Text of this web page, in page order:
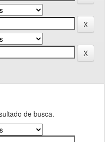
de busca.